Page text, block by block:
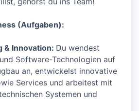
(Aufgaben):
& Innovation: Du wendest
Software-Technologien auf
an, entwickelst innovative
Services und arbeitest mit
Systemen und